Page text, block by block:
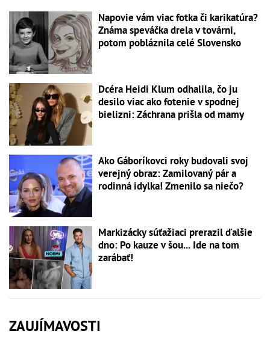
Napovie vám viac fotka či karikatúra?
Známa speváčka drela v továrni,
potom pobláznila celé Slovensko
Dcéra Heidi Klum odhalila, čo ju
desilo viac ako fotenie v spodnej
bielizni: Záchrana prišla od mamy
Ako Gáboríkovci roky budovali svoj
verejný obraz: Zamilovaný pár a
rodinná idylka! Zmenilo sa niečo?
Markizácky súťažiaci prerazil ďalšie
dno: Po kauze v šou... Ide na tom
zarábať!
ZAUJÍMAVOSTI